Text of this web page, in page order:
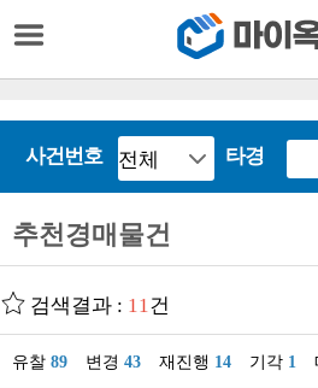
사건번호 타경
추천경매물건
검색결과 : 11건
유찰 89 변경 43 재진행 14 기각 1